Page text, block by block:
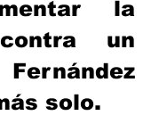
la
un
solo.